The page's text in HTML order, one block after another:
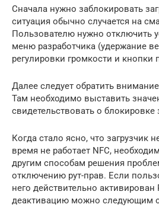
Сначала нужно заблокировать
ситуация обычно случается на
Пользователю нужно отключить
меню разработчика (удержание
регулировки громкости и кнопки
Далее следует обратить
Там необходимо выставить
свидетельствовать о блокировке
Когда стало ясно, что загрузчик
время не работает NFC,
другим способам решения
отключению рут-прав. Если
него действительно
деактивацию можно следующим